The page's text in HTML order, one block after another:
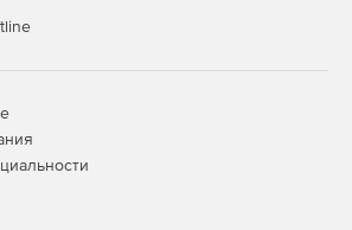
(в т.ч. двухфакторная) пользователей;